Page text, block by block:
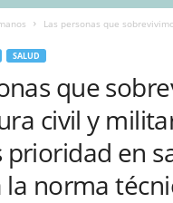
Las personas que
SALUD
que
civil y
en
la norma